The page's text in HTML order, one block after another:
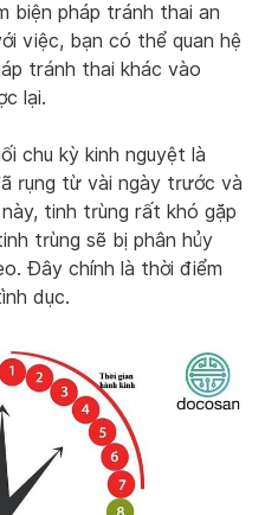
biện pháp tránh thai an
việc, bạn có thể quan hệ
tránh thai khác vào
lại.
chu kỳ kinh nguyệt là
rụng từ vài ngày trước và
tinh trùng rất khó gặp
trùng sẽ bị phân hủy
Đây chính là thời điểm
dục.